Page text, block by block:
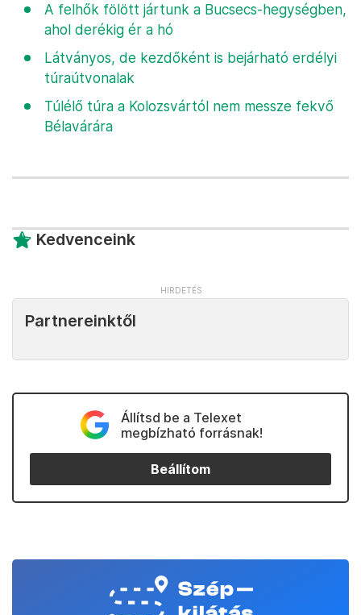
A felhők fölött jártunk a Bucsecs-hegységben,
ahol derékig ér a hó
Látványos, de kezdőként is bejárható erdélyi
túraútvonalak
Túlélő túra a Kolozsvártól nem messze fekvő
Bélavárára
Kedvenceink
Partnereinktől
Állítsd be a Telexet
megbízható forrásnak!
Beállítom